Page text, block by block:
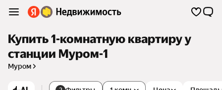
Купить 1-комнатную квартиру у
станции Муром-1
Муром